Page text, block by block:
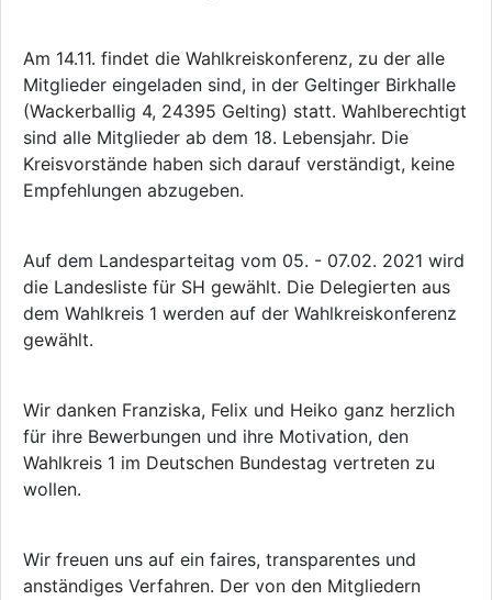
Am 14.11. findet die Wahlkreiskonferenz, zu der alle
Mitglieder eingeladen sind, in der Geltinger Birkhalle
(Wackerballig 4, 24395 Gelting) statt. Wahlberechtigt
sind alle Mitglieder ab dem 18. Lebensjahr. Die
Kreisvorstände haben sich darauf verständigt, keine
Empfehlungen abzugeben.
Auf dem Landesparteitag vom 05. - 07.02. 2021 wird
die Landesliste für SH gewählt. Die Delegierten aus
dem Wahlkreis 1 werden auf der Wahlkreiskonferenz
gewählt.
Wir danken Franziska, Felix und Heiko ganz herzlich
für ihre Bewerbungen und ihre Motivation, den
Wahlkreis 1 im Deutschen Bundestag vertreten zu
wollen.
Wir freuen uns auf ein faires, transparentes und
anständiges Verfahren. Der von den Mitgliedern